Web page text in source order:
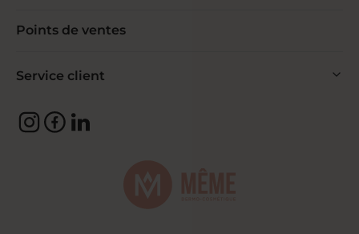
Points de ventes
Service client